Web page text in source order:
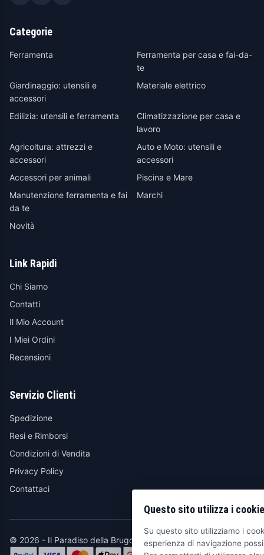
Categorie
Ferramenta
Ferramenta per casa e fai-da-
te
Giardinaggio: utensili e
accessori
Materiale elettrico
Edilizia: utensili e ferramenta
Climatizzazione per casa e
lavoro
Agricoltura: attrezzi e
accessori
Auto e Moto: utensili e
accessori
Accessori per animali
Piscina e Mare
Manutenzione ferramenta e fai
da te
Marchi
Novità
Link Rapidi
Chi Siamo
Contatti
Il Mio Account
I Miei Ordini
Recensioni
Servizio Clienti
Spedizione
Resi e Rimborsi
Condizioni di Vendita
Privacy Policy
Contattaci
© 2026 - Il Paradiso della Brugola
Questo sito utilizza i cookie
Su questo sito utilizziamo i
esperienza di navigazione